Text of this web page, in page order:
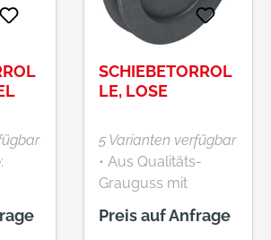
•
SCHIEBETORROL
LE, LOSE
5 Varianten verfügbar
• Aus Qualitäts-
Grauguss mit
Schutzanstrich •
Einseitig verlängerte
Preis auf Anfrage